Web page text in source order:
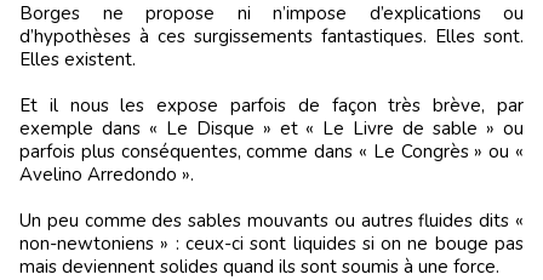
Borges ne propose ni n’impose d’explications ou
d’hypothèses à ces surgissements fantastiques. Elles sont.
Elles existent.
Et il nous les expose parfois de façon très brève, par
exemple dans « Le Disque » et « Le Livre de sable » ou
parfois plus conséquentes, comme dans « Le Congrès » ou «
Avelino Arredondo ».
Un peu comme des sables mouvants ou autres fluides dits «
non-newtoniens » : ceux-ci sont liquides si on ne bouge pas
mais deviennent solides quand ils sont soumis à une force.